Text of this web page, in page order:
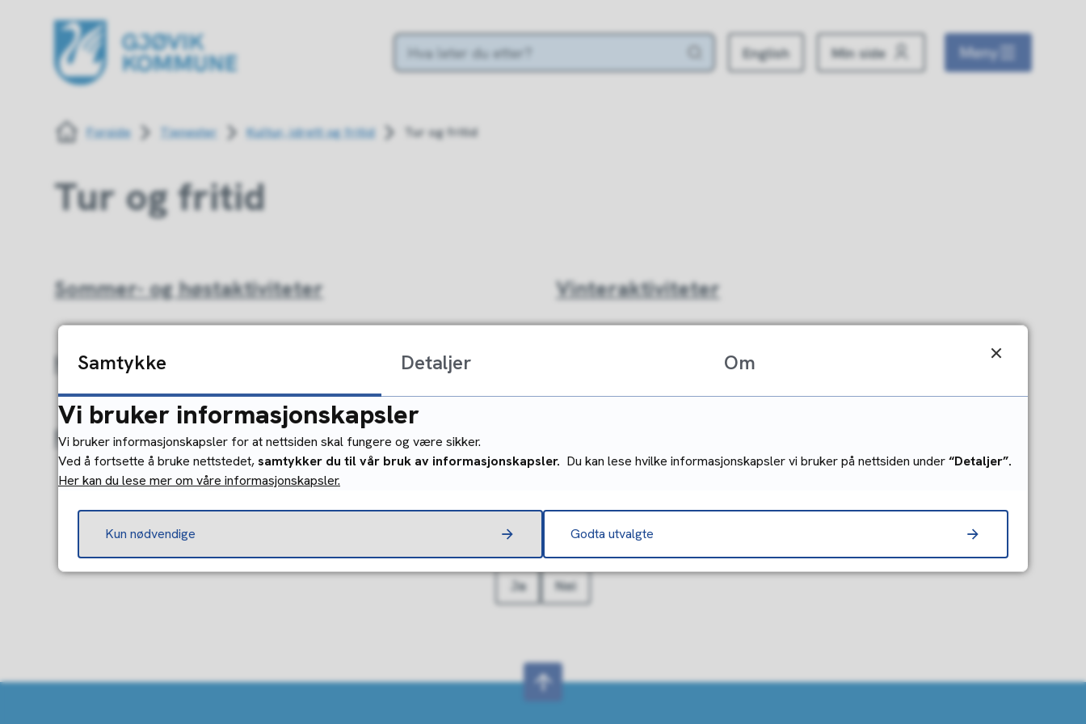
English Min side Meny
Du er her:Forside Tjenester Kultur, idrett og fritid Tur og fritid
Tur og fritid
Sommer- og høstaktiviteter Vinteraktiviteter
Hundehold i Gjøvik Utlån av fritidsutstyr (BUA Gjøvik)
Friluftshuset i Fredevika
Fant du det du lette etter?
Ja Nei
Samtykke Detaljer Om
Vi bruker informasjonskapsler
Vi bruker informasjonskapsler for at nettsiden skal fungere og være sikker.
Ved å fortsette å bruke nettstedet,samtykker du til vår bruk av informasjonskapsler. Du kan lese hvilke informasjonskapsler vi bruker på nettsiden under“Detaljer”.
Her kan du lese mer om våre informasjonskapsler.
Kun nødvendige Godta utvalgte